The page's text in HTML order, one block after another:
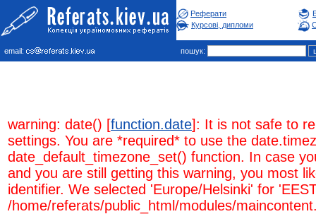
Реферати
Курсові, дипломи
email: пошук:
warning: date() [function.date]: It is not safe to
settings. You are *required* to use the
date_default_timezone_set() function. In case
and you are still getting this warning, you most
identifier. We selected 'Europe/Helsinki' for
/home/referats/public_html/modules/